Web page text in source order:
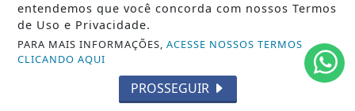
TECNOLOGIA
EDUCAÇÃO
entendemos que você concorda com nossos Termos
de Uso e Privacidade.
PARA MAIS INFORMAÇÕES,ACESSE NOSSOS TERMOS
CLICANDO AQUI
PROSSEGUIR